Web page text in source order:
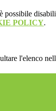
possibile
POLICY.
l'elenco